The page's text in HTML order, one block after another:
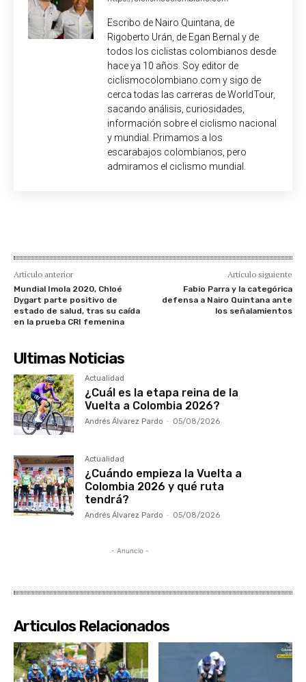
Escribo de Nairo Quintana, de
Rigoberto Urán, de Egan Bernal y de
todos los ciclistas colombianos desde
hace ya 10 años. Soy editor de
ciclismocolombiano.com y sigo de
cerca todas las carreras de WorldTour,
sacando análisis, curiosidades,
información sobre el ciclismo nacional
y mundial. Primamos a los
escarabajos colombianos, pero
admiramos el ciclismo mundial.
Artículo anterior
Mundial Imola 2020, Chloé
Dygart parte positivo de
estado de salud, tras su caída
en la prueba CRI femenina
Artículo siguiente
Fabio Parra y la categórica
defensa a Nairo Quintana ante
los señalamientos
Ultimas Noticias
Actualidad
¿Cuál es la etapa reina de la
Vuelta a Colombia 2026?
Andrés Álvarez Pardo - 05/08/2026
Actualidad
¿Cuándo empieza la Vuelta a
Colombia 2026 y qué ruta
tendrá?
Andrés Álvarez Pardo - 05/08/2026
- Anuncio -
Articulos Relacionados